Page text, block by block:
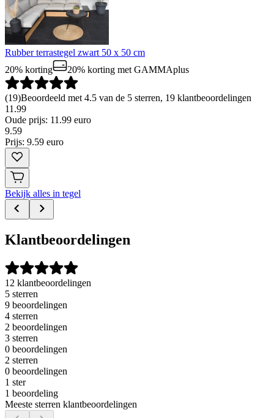
Rubber terrastegel zwart 50 x 50 cm
20% korting
20% korting met GAMMAplus
(19)Beoordeeld met 4.5 van de 5 sterren, 19 klantbeoordelingen
11.99
Oude prijs: 11.99 euro
9.59
Prijs: 9.59 euro
Bekijk alles in tegel
Klantbeoordelingen
12 klantbeoordelingen
5 sterren
9 beoordelingen
4 sterren
2 beoordelingen
3 sterren
0 beoordelingen
2 sterren
0 beoordelingen
1 ster
1 beoordeling
Meeste sterren klantbeoordelingen